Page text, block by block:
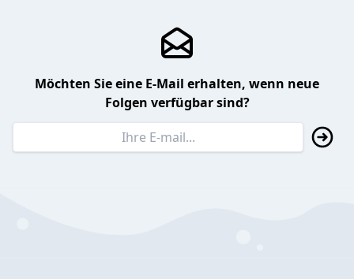
Möchten Sie eine E-Mail erhalten, wenn neue
Folgen verfügbar sind?